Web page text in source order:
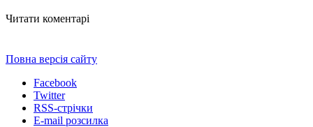
Читати коментарі
Повна версія сайту
Facebook
Twitter
RSS-стрічки
E-mail розсилка